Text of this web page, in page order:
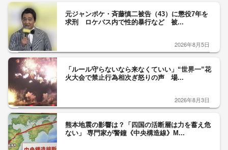
元ジャンポケ・斉藤慎二被告（43）に懲役7年を
求刑 ロケバス内で性的暴行など 被...
2026年8月5日
「ルール守らないなら来なくていい」“世界一”花
火大会で禁止行為相次ぎ怒りの声 場...
2026年8月3日
熊本地震の影響は？「四国の活断層は力を蓄え危
ない」 専門家が警鐘《中央構造線》M...